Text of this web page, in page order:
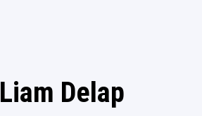
Liam Delap